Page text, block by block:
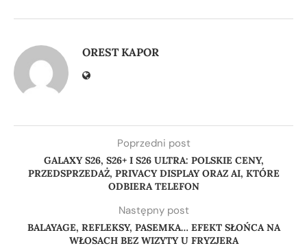
OREST KAPOR
Poprzedni post
GALAXY S26, S26+ I S26 ULTRA: POLSKIE CENY,
PRZEDSPRZEDAŻ, PRIVACY DISPLAY ORAZ AI, KTÓRE
ODBIERA TELEFON
Następny post
BALAYAGE, REFLEKSY, PASEMKA… EFEKT SŁOŃCA NA
WŁOSACH BEZ WIZYTY U FRYZJERA